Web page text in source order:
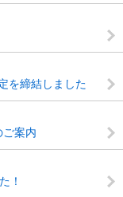
を締結しました
案内
！